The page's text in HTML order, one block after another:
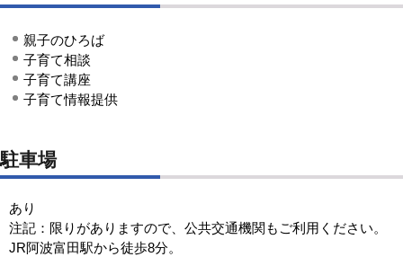
親子のひろば
子育て相談
子育て講座
子育て情報提供
駐車場
あり
注記：限りがありますので、公共交通機関もご利用ください。
JR阿波富田駅から徒歩8分。